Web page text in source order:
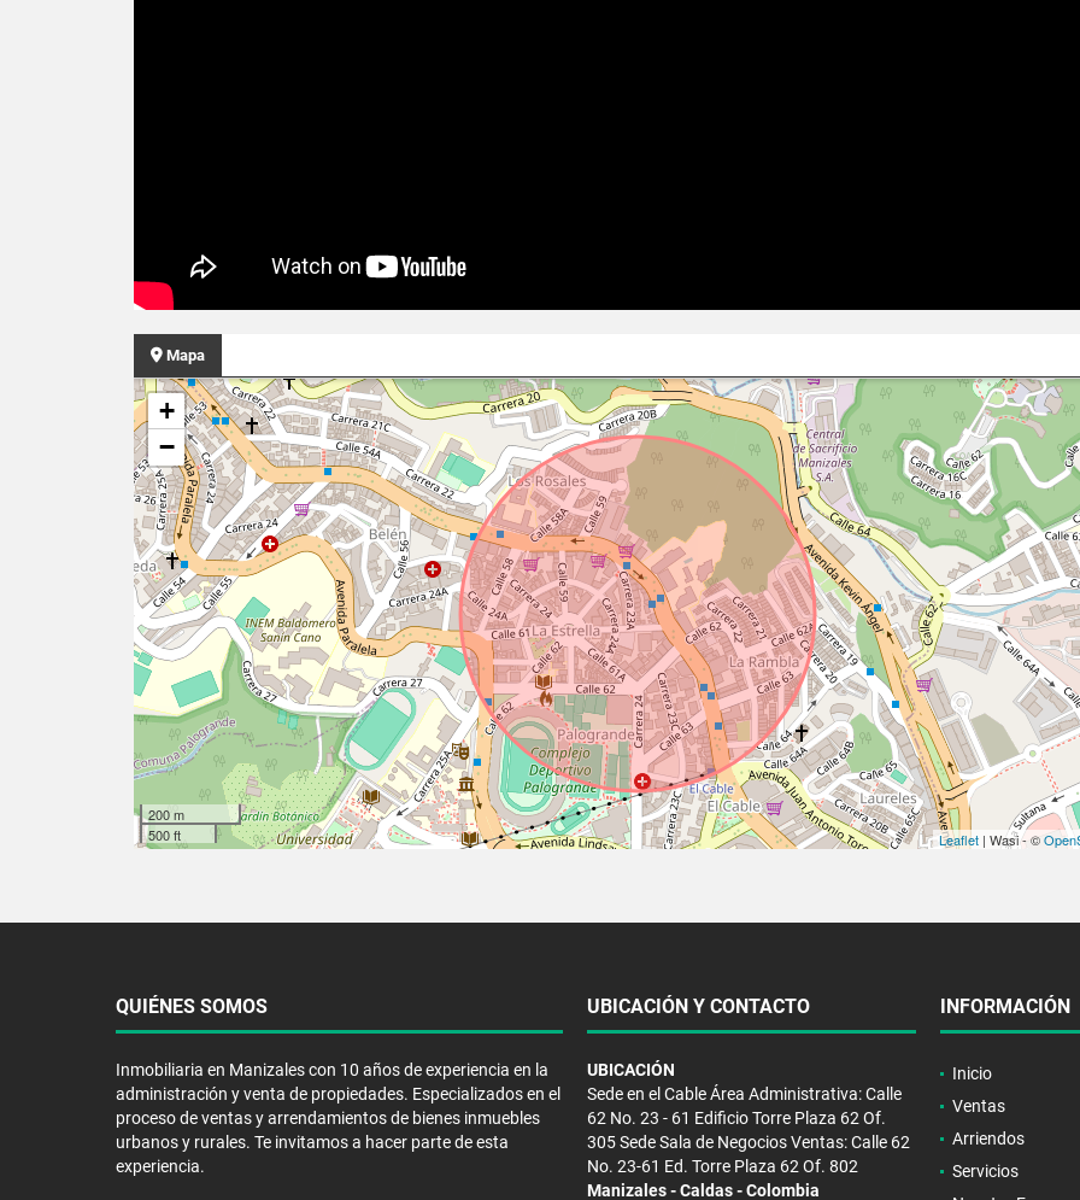
Mapa
+
−
200 m
500 ft
Leaflet| Wasi - ©
QUIÉNES SOMOS
Inmobiliaria en Manizales con 10 años de experiencia en la
administración y venta de propiedades. Especializados en el
proceso de ventas y arrendamientos de bienes inmuebles
urbanos y rurales. Te invitamos a hacer parte de esta
experiencia.
UBICACIÓN Y CONTACTO
UBICACIÓN
Sede en el Cable Área Administrativa: Calle
62 No. 23 - 61 Edificio Torre Plaza 62 Of.
305 Sede Sala de Negocios Ventas: Calle 62
No. 23-61 Ed. Torre Plaza 62 Of. 802
Manizales - Caldas - Colombia
INFORMACIÓN
Inicio
Ventas
Arriendos
Servicios